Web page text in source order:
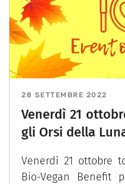
28 SETTEMBRE 2022
Venerdì 21
gli Orsi della
Venerdì 21 ottobre
Bio-Vegan Benefit